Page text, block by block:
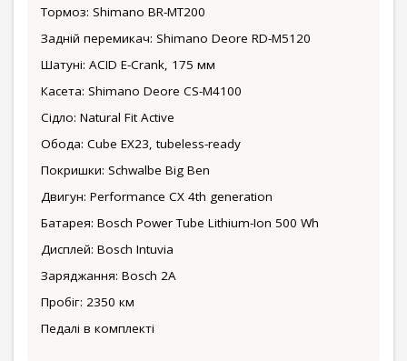
Тормоз: Shimano BR-MT200
Задній перемикач: Shimano Deore RD-M5120
Шатуні: ACID E-Crank, 175 мм
Касета: Shimano Deore CS-M4100
Сідло: Natural Fit Active
Обода: Cube EX23, tubeless-ready
Покришки: Schwalbe Big Ben
Двигун: Performance CX 4th generation
Батарея: Bosch Power Tube Lithium-Ion 500 Wh
Дисплей: Bosch Intuvia
Заряджання: Bosch 2A
Пробіг: 2350 км
Педалі в комплекті